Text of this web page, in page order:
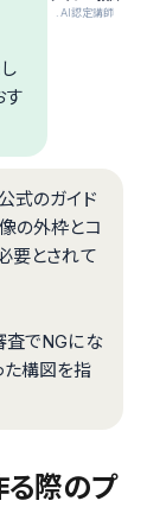
.AI認定講師
す
式のガイド
の外枠とコ
要とされて
査でNGにな
た構図を指
際のプ